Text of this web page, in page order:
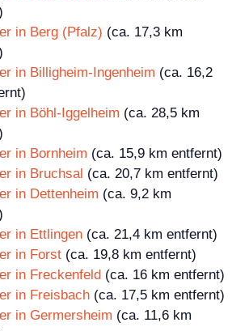
in Berg (Pfalz) (ca. 17,3 km
in Billigheim-Ingenheim (ca. 16,2
in Böhl-Iggelheim (ca. 28,5 km
in Bornheim (ca. 15,9 km entfernt)
in Bruchsal (ca. 20,7 km entfernt)
in Dettenheim (ca. 9,2 km
in Ettlingen (ca. 21,4 km entfernt)
in Forst (ca. 19,8 km entfernt)
in Freckenfeld (ca. 16 km entfernt)
in Freisbach (ca. 17,5 km entfernt)
in Germersheim (ca. 11,6 km